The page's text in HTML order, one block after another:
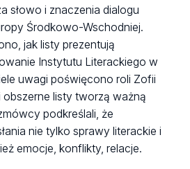
słowo i znaczenia dialogu
Środkowo-Wschodniej.
jak listy prezentują
Instytutu Literackiego w
uwagi poświęcono roli Zofii
obszerne listy tworzą ważną
podkreślali, że
nie tylko sprawy literackie i
emocje, konflikty, relacje.